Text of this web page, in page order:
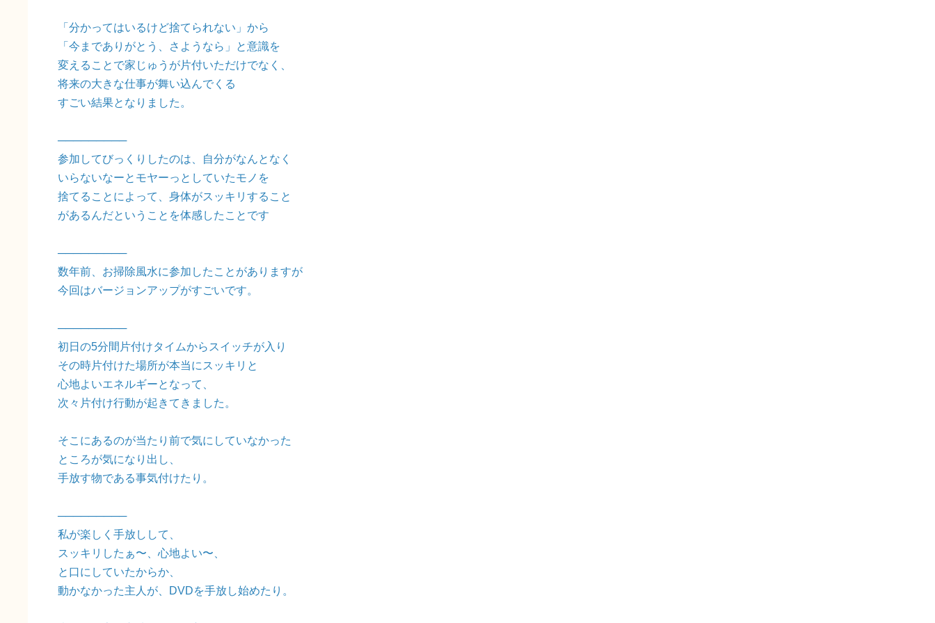
「分かってはいるけど捨てられない」から
「今までありがとう、さようなら」と意識を
変えることで家じゅうが片付いただけでなく、
将来の大きな仕事が舞い込んでくる
すごい結果となりました。
─────────
参加してびっくりしたのは、自分がなんとなく
いらないなーとモヤーっとしていたモノを
捨てることによって、身体がスッキリすること
があるんだということを体感したことです
─────────
数年前、お掃除風水に参加したことがありますが
今回はバージョンアップがすごいです。
─────────
初日の5分間片付けタイムからスイッチが入り
その時片付けた場所が本当にスッキリと
心地よいエネルギーとなって、
次々片付け行動が起きてきました。
そこにあるのが当たり前で気にしていなかった
ところが気になり出し、
手放す物である事気付けたり。
─────────
私が楽しく手放しして、
スッキリしたぁ〜、心地よい〜、
と口にしていたからか、
動かなかった主人が、DVDを手放し始めたり。